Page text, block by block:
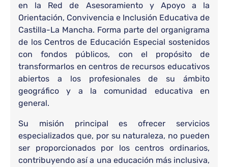
en la Red de Asesoramiento y Apoyo a la
Orientación, Convivencia e Inclusión Educativa de
Castilla-La Mancha. Forma parte del organigrama
de los Centros de Educación Especial sostenidos
con fondos públicos, con el propósito de
transformarlos en centros de recursos educativos
abiertos a los profesionales de su ámbito
geográfico y a la comunidad educativa en
general.
Su misión principal es ofrecer servicios
especializados que, por su naturaleza, no pueden
ser proporcionados por los centros ordinarios,
contribuyendo así a una educación más inclusiva,